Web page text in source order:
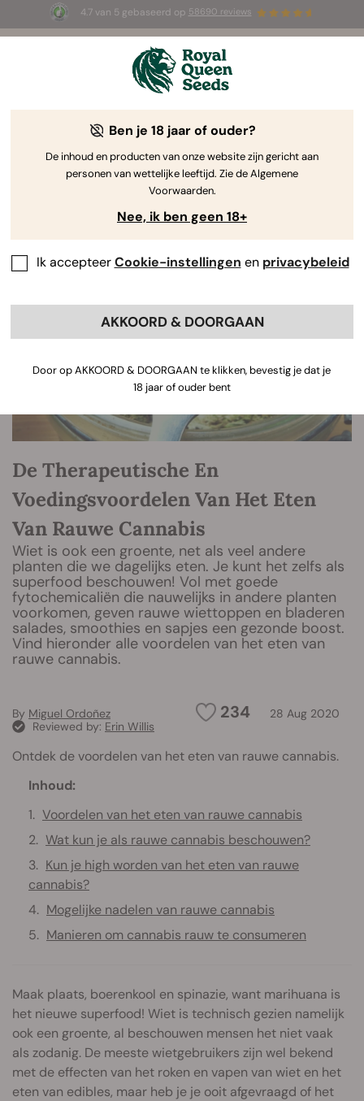
4.7 van 5 gebaseerd op 58690 reviews
☀️ Summer Sales: tot wel 50% korting
op geselecteerde producten! ⏤
The RQS Blog
Cannabis Lifestyle Blogs
De Therapeutische En
Voedingsvoordelen Van Het Eten
Van Rauwe Cannabis
Wiet is ook een groente, net als veel andere
planten die we dagelijks eten. Je kunt het zelfs als
superfood beschouwen! Vol met goede
fytochemicaliën die nauwelijks in andere planten
voorkomen, geven rauwe wiettoppen en bladeren
salades, smoothies en sapjes een gezonde boost.
Vind hieronder alle voordelen van het eten van
rauwe cannabis.
234 28 Aug 2020
By Miguel Ordoñez
Reviewed by: Erin Willis
Ontdek de voordelen van het eten van rauwe cannabis.
Inhoud:
Voordelen van het eten van rauwe cannabis
Wat kun je als rauwe cannabis beschouwen?
Kun je high worden van het eten van rauwe
cannabis?
Mogelijke nadelen van rauwe cannabis
Manieren om cannabis rauw te consumeren
Maak plaats, boerenkool en spinazie, want marihuana is
het nieuwe superfood! Wiet is technisch gezien namelijk
ook een groente, al beschouwen mensen het niet vaak
als zodanig. De meeste wietgebruikers zijn wel bekend
met de effecten van het roken en vapen van wiet en het
eten van edibles, maar heb je je ooit afgevraagd of het
Ben je 18 jaar of ouder?
De inhoud en producten van onze website zijn gericht aan
personen van wettelijke leeftijd. Zie de Algemene
Voorwaarden.
Nee, ik ben geen 18+
Ik accepteerCookie-instellingen en privacybeleid
AKKOORD & DOORGAAN
Door op AKKOORD & DOORGAAN te klikken, bevestig je dat je
18 jaar of ouder bent